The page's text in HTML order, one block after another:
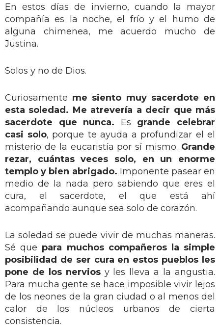
En estos días de invierno, cuando la mayor
compañía es la noche, el frío y el humo de
alguna chimenea, me acuerdo mucho de
Justina.
Solos y no de Dios.
Curiosamente me siento muy sacerdote en
esta soledad. Me atrevería a decir que más
sacerdote que nunca. Es grande celebrar
casi solo, porque te ayuda a profundizar el el
misterio de la eucaristía por sí mismo. Grande
rezar, cuántas veces solo, en un enorme
templo y bien abrigado. Imponente pasear en
medio de la nada pero sabiendo que eres el
cura, el sacerdote, el que está ahí
acompañando aunque sea solo de corazón.
La soledad se puede vivir de muchas maneras.
Sé que para muchos compañeros la simple
posibilidad de ser cura en estos pueblos les
pone de los nerviosy les lleva a la angustia.
Para mucha gente se hace imposible vivir lejos
de los neones de la gran ciudad o al menos del
calor de los núcleos urbanos de cierta
consistencia.